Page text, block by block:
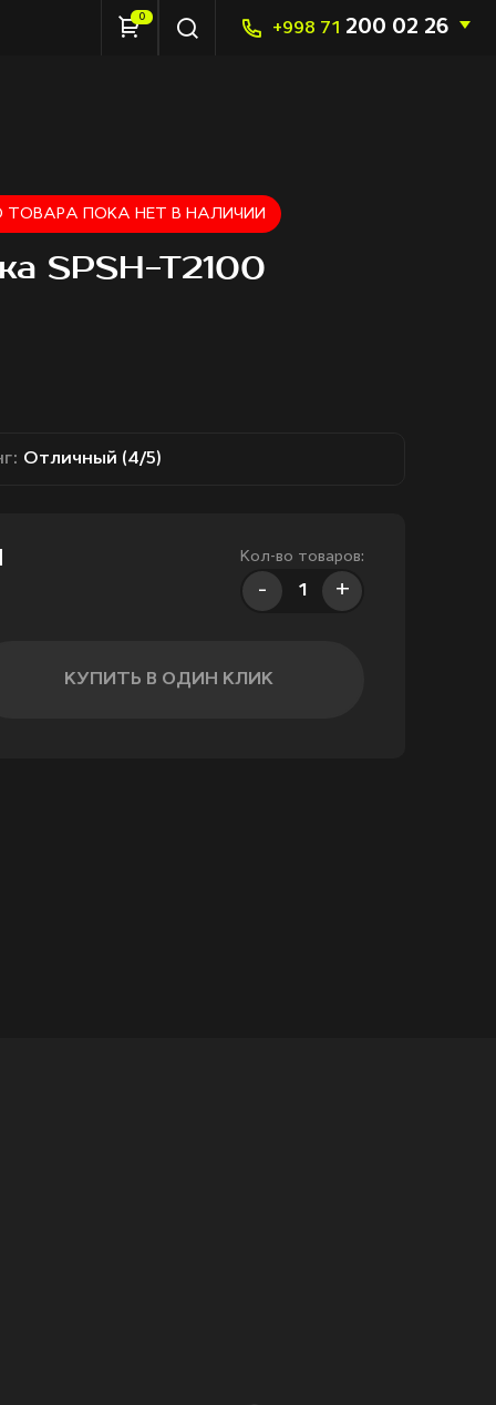
0
+998 71 200 02 26
ТОВАРА ПОКА НЕТ В НАЛИЧИИ
SPSH-T2100
Отличный (4/5)
Кол-во товаров:
- +
КУПИТЬ В ОДИН КЛИК